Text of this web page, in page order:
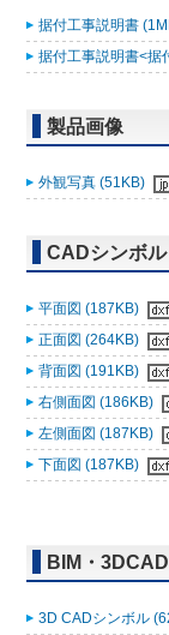
据付工事説明書
据付工事説明書<据
製品画像
外観写真 (51KB)
CADシンボル
平面図 (187KB)
正面図 (264KB)
背面図 (191KB)
右側面図 (186KB)
左側面図 (187KB)
下面図 (187KB)
BIM・
3D CADシンボル